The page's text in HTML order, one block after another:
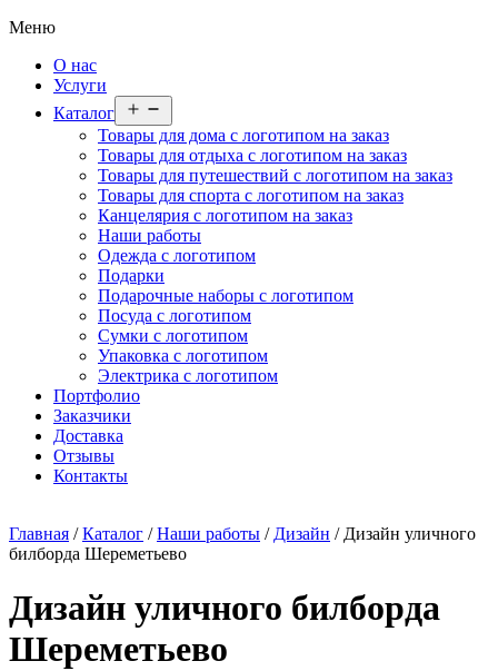
Меню
О нас
Услуги
Каталог
меню
Товары для дома с логотипом на заказ
Товары для отдыха с логотипом на заказ
Товары для путешествий с логотипом на заказ
Товары для спорта с логотипом на заказ
Канцелярия с логотипом на заказ
Наши работы
Одежда с логотипом
Подарки
Подарочные наборы с логотипом
Посуда с логотипом
Сумки с логотипом
Упаковка с логотипом
Электрика с логотипом
Портфолио
Заказчики
Доставка
Отзывы
Контакты
Главная /Каталог /Наши работы / Дизайн / Дизайн уличного
билборда Шереметьево
Дизайн уличного билборда
Шереметьево